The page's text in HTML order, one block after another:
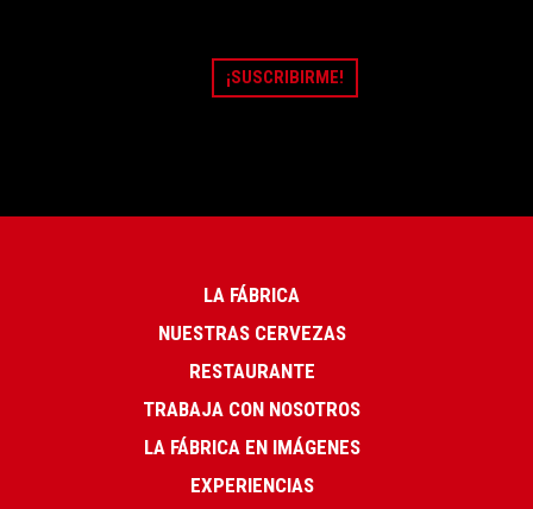
LA FÁBRICA
NUESTRAS CERVEZAS
RESTAURANTE
TRABAJA CON NOSOTROS
LA FÁBRICA EN IMÁGENES
EXPERIENCIAS